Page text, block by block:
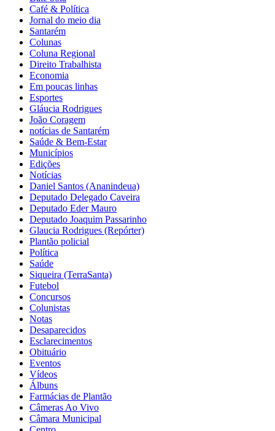
Café & Política
Jornal do meio dia
Santarém
Colunas
Coluna Regional
Direito Trabalhista
Economia
Em poucas linhas
Esportes
Gláucia Rodrigues
João Coragem
notícias de Santarém
Saúde & Bem-Estar
Municípios
Edições
Notícias
Daniel Santos (Ananindeua)
Deputado Delegado Caveira
Deputado Eder Mauro
Deputado Joaquim Passarinho
Glaucia Rodrigues (Repórter)
Plantão policial
Política
Saúde
Siqueira (TerraSanta)
Futebol
Concursos
Colunistas
Notas
Desaparecidos
Esclarecimentos
Obituário
Eventos
Vídeos
Álbuns
Farmácias de Plantão
Câmeras Ao Vivo
Câmara Municipal